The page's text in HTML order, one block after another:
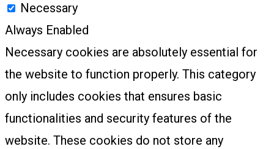
Necessary
Always Enabled
Necessary cookies are absolutely essential for
the website to function properly. This category
only includes cookies that ensures basic
functionalities and security features of the
website. These cookies do not store any